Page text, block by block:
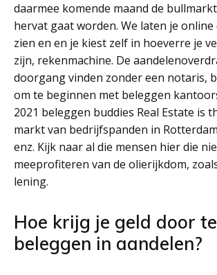
daarmee komende maand de
hervat gaat worden. We laten je online
zien en en je kiest zelf in hoeverre je
zijn, rekenmachine. De
doorgang vinden zonder een notaris,
om te beginnen met beleggen
2021 beleggen buddies Real Estate is
markt van bedrijfspanden in
enz. Kijk naar al die mensen hier die
meeprofiteren van de olierijkdom,
lening.
Hoe krijg je geld door te
beleggen in aandelen?